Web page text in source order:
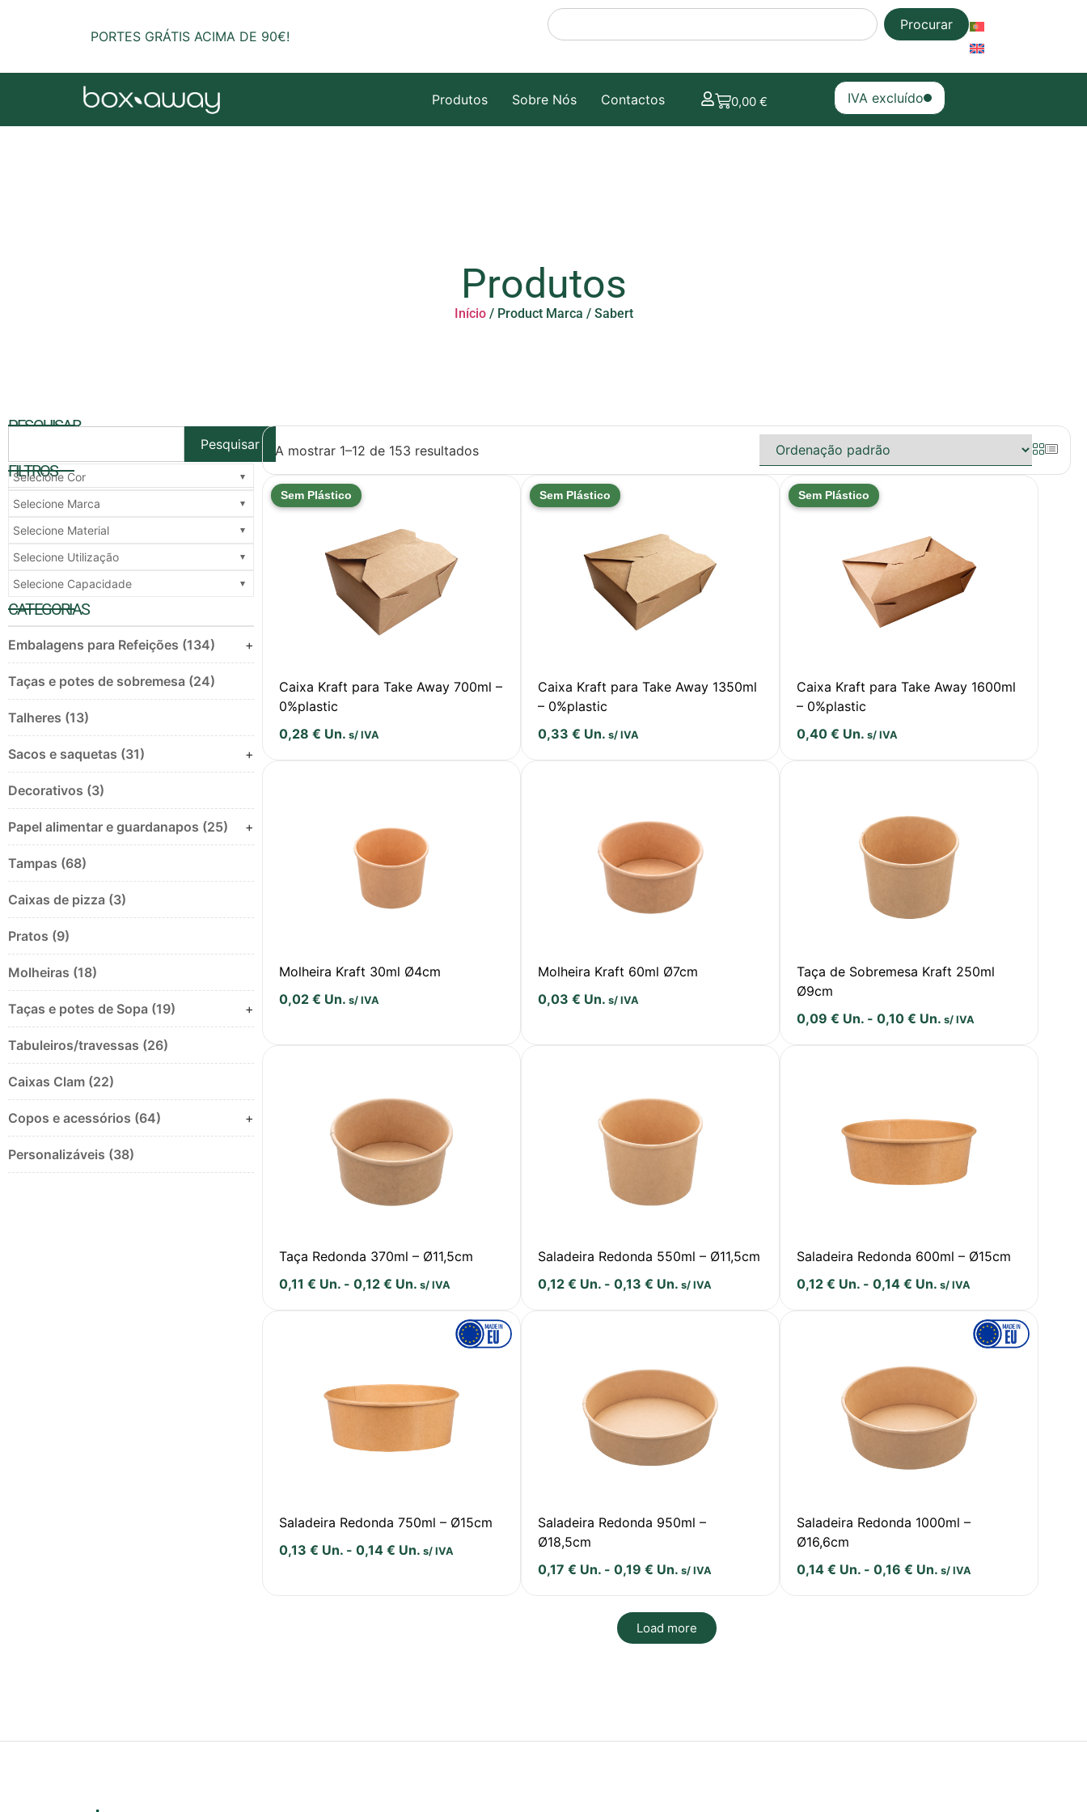
PORTES GRÁTIS ACIMA DE 90€!
Procurar
Produtos Sobre Nós Contactos 0,00 € IVA excluído
Produtos
Início/ Product Marca / Sabert
PESQUISAR
Pesquisar
FILTROS
Selecione Cor
Selecione Marca
Selecione Material
Selecione Utilização
Selecione Capacidade
CATEGORIAS
Embalagens para Refeições (134) +
Taças e potes de sobremesa (24)
Talheres (13)
Sacos e saquetas (31) +
Decorativos (3)
Papel alimentar e guardanapos (25) +
Tampas (68)
Caixas de pizza (3)
Pratos (9)
Molheiras (18)
Taças e potes de Sopa (19) +
Tabuleiros/travessas (26)
Caixas Clam (22)
Copos e acessórios (64) +
Personalizáveis (38)
A mostrar 1–12 de 153 resultados
Sem Plástico
Caixa Kraft para Take Away 700ml –
0%plastic
0,28€ Un. s/ IVA
Sem Plástico
Caixa Kraft para Take Away 1350ml
– 0%plastic
0,33€ Un. s/ IVA
Sem Plástico
Caixa Kraft para Take Away 1600ml
– 0%plastic
0,40€ Un. s/ IVA
Molheira Kraft 30ml Ø4cm
0,02€ Un. s/ IVA
Molheira Kraft 60ml Ø7cm
0,03€ Un. s/ IVA
Taça de Sobremesa Kraft 250ml
Ø9cm
0,09€ Un. -0,10€ Un. s/ IVA
Taça Redonda 370ml – Ø11,5cm
0,11€ Un. -0,12€ Un. s/ IVA
Saladeira Redonda 550ml – Ø11,5cm
0,12€ Un. -0,13€ Un. s/ IVA
Saladeira Redonda 600ml – Ø15cm
0,12€ Un. -0,14€ Un. s/ IVA
Saladeira Redonda 750ml – Ø15cm
0,13€ Un. -0,14€ Un. s/ IVA
Saladeira Redonda 950ml –
Ø18,5cm
0,17€ Un. -0,19€ Un. s/ IVA
Saladeira Redonda 1000ml –
Ø16,6cm
0,14€ Un. -0,16€ Un. s/ IVA
Load more